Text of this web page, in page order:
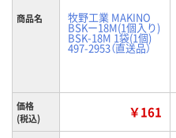
商品名 牧野工業 MAKINO
BSKー18M(1個入り)
BSK-18M 1袋(1個)
497-2953（直送品）
価格
(税込)
￥161